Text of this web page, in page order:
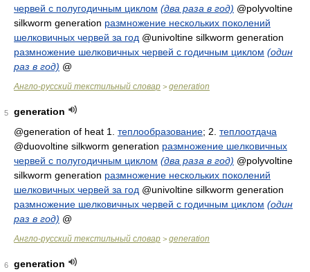
червей с полугодичным циклом (два раза в год) @polyvoltine
silkworm generation размножение нескольких поколений
шелковичных червей за год @univoltine silkworm generation
размножение шелковичных червей с годичным циклом (один
раз в год) @
Англо-русский текстильный словар > generation
5
generation
@generation of heat 1. теплообразование; 2. теплоотдача
@duovoltine silkworm generation размножение шелковичных
червей с полугодичным циклом (два раза в год) @polyvoltine
silkworm generation размножение нескольких поколений
шелковичных червей за год @univoltine silkworm generation
размножение шелковичных червей с годичным циклом (один
раз в год) @
Англо-русский текстильный словар > generation
6
generation